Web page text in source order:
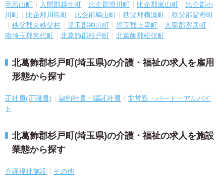
毛呂山町
入間郡越生町 比企郡滑川町 比企郡嵐山町
比企郡小
川町
比企郡川島町 比企郡鳩山町 秩父郡横瀬町
秩父郡皆野町
秩父郡東秩父村
児玉郡神川町 児玉郡上里町
大里郡寄居町
南埼玉郡宮代町
北葛飾郡杉戸町 北葛飾郡松伏町
北葛飾郡杉戸町(埼玉県)の介護・福祉の求人を雇用
形態から探す
正社員(正職員) 契約社員・嘱託社員
非常勤・パート・アルバイ
ト
北葛飾郡杉戸町(埼玉県)の介護・福祉の求人を施設
業態から探す
介護福祉施設 その他